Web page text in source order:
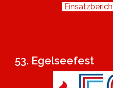
53. Egelseefest